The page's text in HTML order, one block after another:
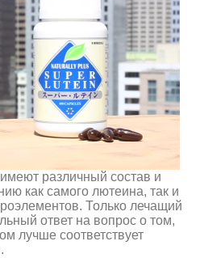
различный состав и
как самого лютеина, так и
Только лечащий
ответ на вопрос о том,
лучше соответствует